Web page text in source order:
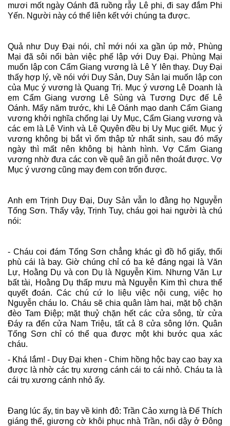
mươi mốt ngày Oánh đã ruồng rẫy Lê phi, đi say đắm Phi
Yến. Người này có thể liên kết với chúng ta được.
Quả như Duy Đại nói, chỉ mới nói xa gần úp mở, Phùng
Mại đã sôi nổi bàn việc phế lập với Duy Đại. Phùng Mại
muốn lập con Cẩm Giang vương là Lê Y lên thay. Duy Đại
thấy hợp lý, về nói với Duy Sản, Duy Sản lại muốn lập con
của Mục ý vương là Quang Trị. Mục ý vương Lê Doanh là
em Cẩm Giang vương Lê Sùng và Tương Dực đế Lê
Oánh. Mấy năm trước, khi Lê Oánh mạo danh Cẩm Giang
vương khởi nghĩa chống lại Uy Mục, Cẩm Giang vương và
các em là Lê Vinh và Lê Quyên đều bị Uy Mục giết. Mục ý
vương không bị bắt vì ốm thập tử nhất sinh, sau đó mấy
ngày thì mất nên không bị hành hình. Vợ Cẩm Giang
vương nhờ đưa các con về quê ăn giỗ nên thoát được. Vợ
Mục ý vương cũng may đem con trốn được.
Anh em Trịnh Duy Đại, Duy Sản vẫn lo đằng họ Nguyễn
Tống Sơn. Thấy vậy, Trịnh Tuy, cháu gọi hai người là chú
nói:
- Cháu coi đám Tống Sơn chẳng khác gì đồ hổ giấy, thổi
phù cái là bay. Giờ chúng chỉ có ba kẻ đáng ngại là Văn
Lự, Hoằng Dụ và con Dụ là Nguyễn Kim. Nhưng Văn Lự
bất tài, Hoằng Dụ thấp mưu mà Nguyễn Kim thì chưa thể
quyết đoán. Các chú cứ lo liệu việc nội cung, việc họ
Nguyễn cháu lo. Cháu sẽ chia quân làm hai, mặt bộ chặn
đèo Tam Điệp; mặt thuỷ chặn hết các cửa sông, từ cửa
Đáy ra đến cửa Nam Triệu, tất cả 8 cửa sông lớn. Quân
Tống Sơn chỉ có thể qua được một khi bước qua xác
cháu.
- Khá lắm! - Duy Đại khen - Chim hồng hộc bay cao bay xa
được là nhờ các trụ xương cánh cái to cái nhỏ. Cháu ta là
cái trụ xương cánh nhỏ ấy.
Đang lúc ấy, tin bay về kinh đô: Trần Cảo xưng là Đế Thích
giáng thế, giương cờ khôi phục nhà Trần, nổi dậy ở Đông